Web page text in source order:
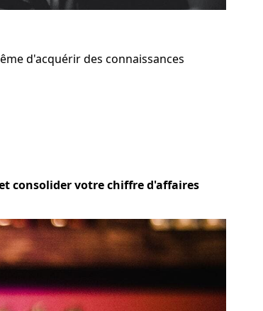
d'acquérir des connaissances
consolider votre chiffre d'affaires